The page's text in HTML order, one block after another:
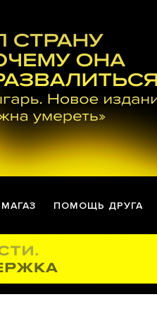
МАГАЗ ПОМОЩЬ ДРУГА